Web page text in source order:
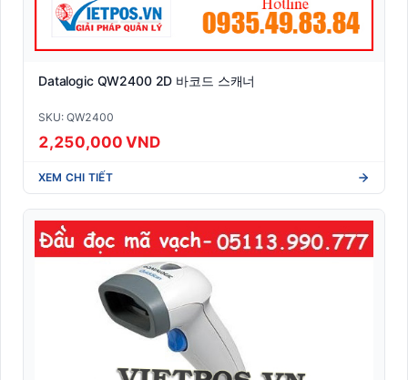
Datalogic QW2400 2D 바코드 스캐너
SKU: QW2400
2,250,000 VND
XEM CHI TIẾT